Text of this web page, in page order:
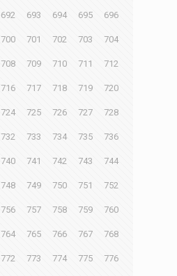
692 693 694 695 696
700 701 702 703 704
708 709 710 711 712
716 717 718 719 720
724 725 726 727 728
732 733 734 735 736
740 741 742 743 744
748 749 750 751 752
756 757 758 759 760
764 765 766 767 768
772 773 774 775 776